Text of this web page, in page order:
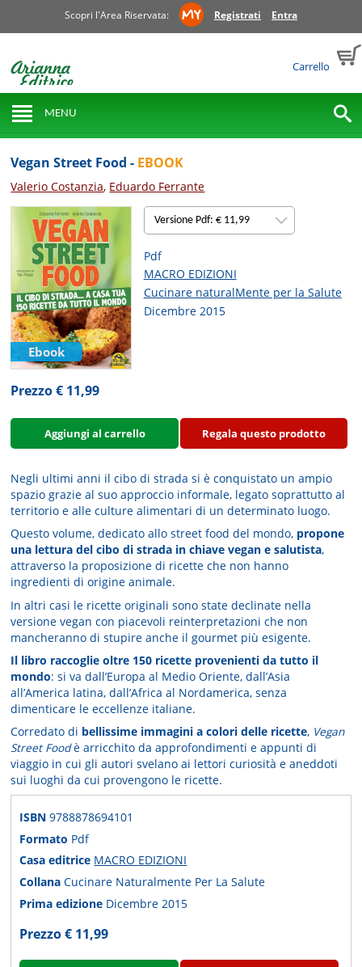
Scopri l'Area Riservata: Registrati Entra
Carrello
MENU
Vegan Street Food - EBOOK
Valerio Costanzia, Eduardo Ferrante
Ebook
Versione Pdf: € 11,99
Pdf
MACRO EDIZIONI
Cucinare naturalMente per la Salute
Dicembre 2015
Prezzo € 11,99
Aggiungi al carrello Regala questo prodotto
Negli ultimi anni il cibo di strada si è conquistato un ampio
spazio grazie al suo approccio informale, legato soprattutto al
territorio e alle culture alimentari di un determinato luogo.
Questo volume, dedicato allo street food del mondo, propone
una lettura del cibo di strada in chiave vegan e salutista,
attraverso la proposizione di ricette che non hanno
ingredienti di origine animale.
In altri casi le ricette originali sono state declinate nella
versione vegan con piacevoli reinterpretazioni che non
mancheranno di stupire anche il gourmet più esigente.
Il libro raccoglie oltre 150 ricette provenienti da tutto il
mondo: si va dall’Europa al Medio Oriente, dall’Asia
all’America latina, dall’Africa al Nordamerica, senza
dimenticare le eccellenze italiane.
Corredato di bellissime immagini a colori delle ricette, Vegan
Street Foodè arricchito da approfondimenti e appunti di
viaggio in cui gli autori svelano ai lettori curiosità e aneddoti
sui luoghi da cui provengono le ricette.
ISBN9788878694101
Formato Pdf
Casa editrice MACRO EDIZIONI
CollanaCucinare Naturalmente Per La Salute
Prima edizione Dicembre 2015
Prezzo € 11,99